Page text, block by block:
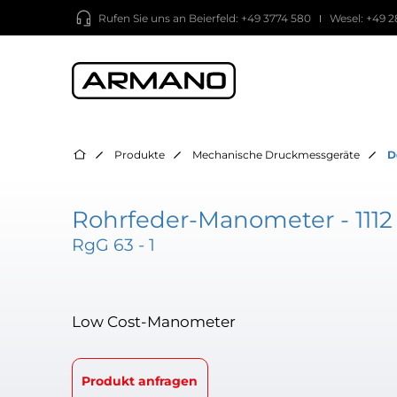
Rufen Sie uns an Beierfeld: +49 3774 580 Wesel: +49
Produkte Mechanische Druckmessgeräte
Rohrfeder-Manometer - 1112
RgG 63 - 1
Low Cost-Manometer
Produkt anfragen